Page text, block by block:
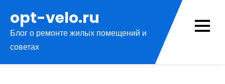
содержимому
opt-velo.ru
Блог о ремонте жилых помещений и
советах